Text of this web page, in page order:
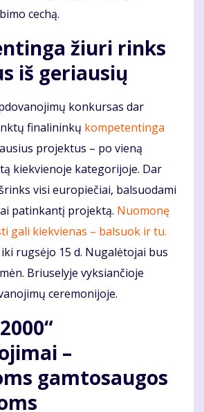
cechą.
žiuri rinks
iš geriausių
konkursas dar
finalininkų kompetentinga
projektus – po vieną
kiekvienoje kategorijoje. Dar
visi europiečiai, balsuodami
patinkantį projektą. Nuomonę
gali kiekvienas – balsuok ir tu.
rugsėjo 15 d. Nugalėtojai bus
Briuselyje vyksiančioje
ceremonijoje.
–
gamtosaugos